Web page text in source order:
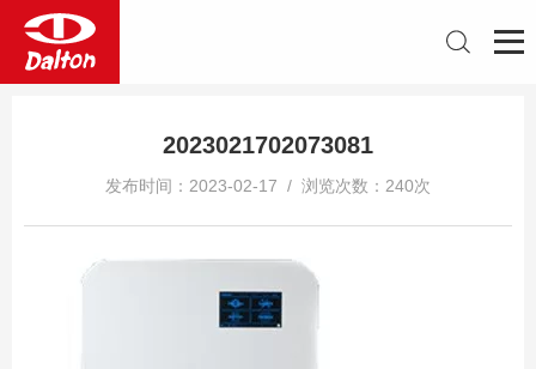
2023021702073081
发布时间：2023-02-17 / 浏览次数：240次